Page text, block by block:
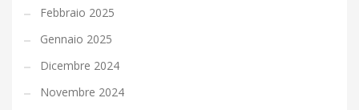
Febbraio 2025
Gennaio 2025
Dicembre 2024
Novembre 2024